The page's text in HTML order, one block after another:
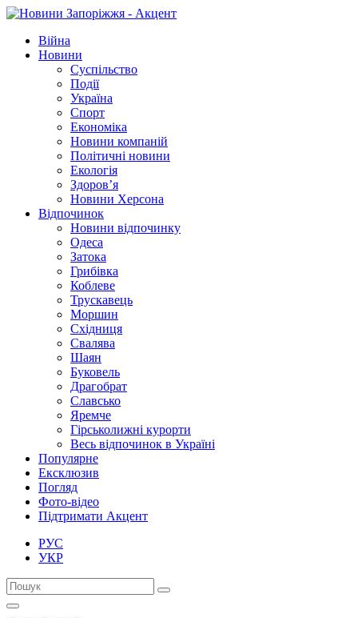
Війна
Новини
Суспільство
Події
Україна
Спорт
Економіка
Новини компаній
Політичні новини
Екологія
Здоров’я
Новини Херсона
Відпочинок
Новини відпочинку
Одеса
Затока
Грибівка
Коблеве
Трускавець
Моршин
Східниця
Свалява
Шаян
Буковель
Драгобрат
Славсько
Яремче
Гірськолижні курорти
Весь відпочинок в Україні
Популярне
Ексклюзив
Погляд
Фото-відео
Підтримати Акцент
РУС
УКР